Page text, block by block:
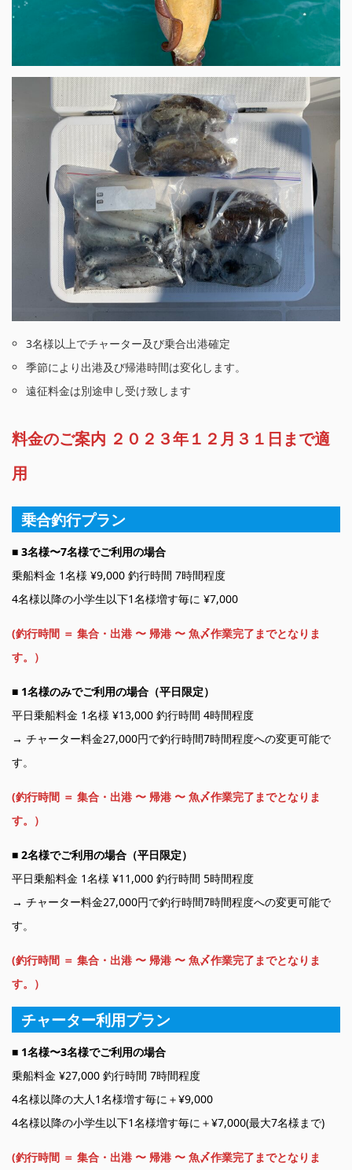
3名様以上でチャーター及び乗合出港確定
季節により出港及び帰港時間は変化します。
遠征料金は別途申し受け致します
料金のご案内 ２０２３年１２月３１日まで適
用
乗合釣行プラン
■ 3名様〜7名様でご利用の場合
乗船料金 1名様 ¥9,000 釣行時間 7時間程度
4名様以降の小学生以下1名様増す毎に ¥7,000
(釣行時間 ＝ 集合・出港 〜 帰港 〜 魚〆作業完了までとなりま
す。）
■ 1名様のみでご利用の場合（平日限定）
平日乗船料金 1名様 ¥13,000 釣行時間 4時間程度
→ チャーター料金27,000円で釣行時間7時間程度への変更可能で
す。
(釣行時間 ＝ 集合・出港 〜 帰港 〜 魚〆作業完了までとなりま
す。）
■ 2名様でご利用の場合（平日限定）
平日乗船料金 1名様 ¥11,000 釣行時間 5時間程度
→ チャーター料金27,000円で釣行時間7時間程度への変更可能で
す。
(釣行時間 ＝ 集合・出港 〜 帰港 〜 魚〆作業完了までとなりま
す。）
チャーター利用プラン
■ 1名様〜3名様でご利用の場合
乗船料金 ¥27,000 釣行時間 7時間程度
4名様以降の大人1名様増す毎に＋¥9,000
4名様以降の小学生以下1名様増す毎に＋¥7,000(最大7名様まで)
(釣行時間 ＝ 集合・出港 〜 帰港 〜 魚〆作業完了までとなりま